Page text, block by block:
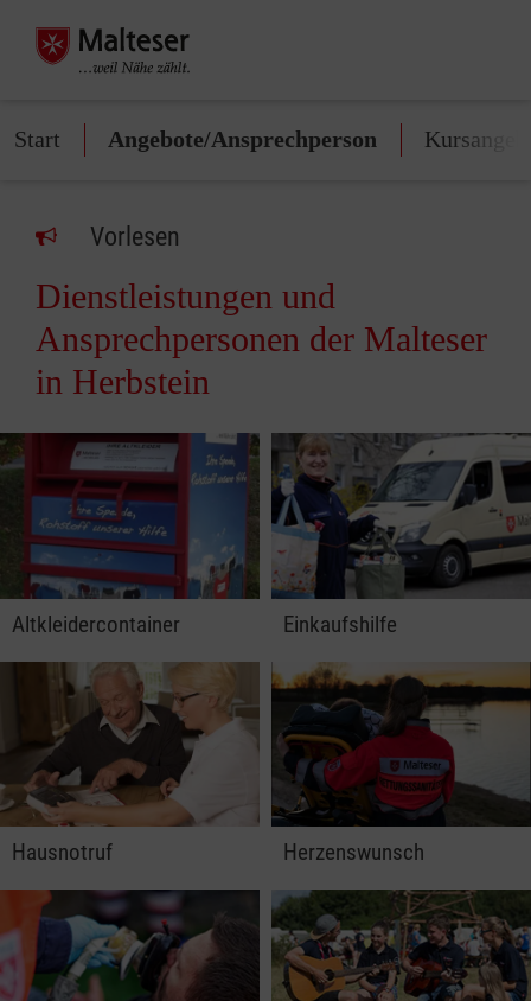
Start Angebote/Ansprechperson
Vorlesen
Dienstleistungen und
Ansprechpersonen der Malteser
in Herbstein
Altkleider­container Einkaufshilfe
Hausnotruf Herzenswunsch